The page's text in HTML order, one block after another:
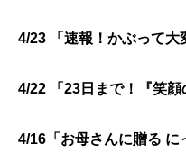
4/23 「 速報！かぶって大
4/22 「23日まで！『笑顔
4/16「 お母さんに贈る に